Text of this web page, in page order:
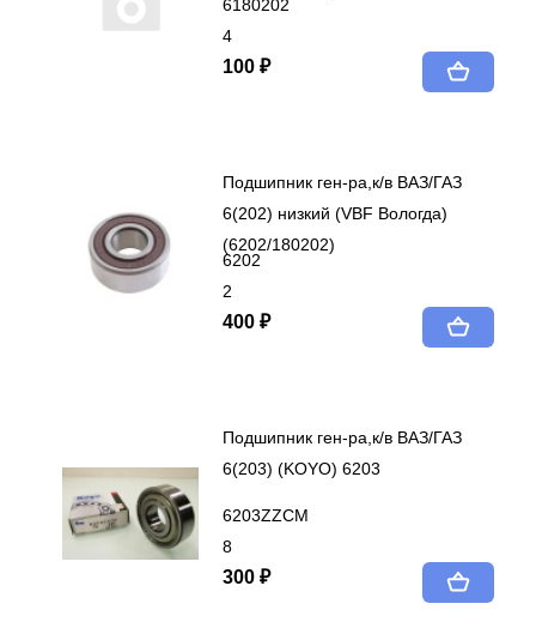
6180202
4
100 ₽
Подшипник ген-ра,к/в ВАЗ/ГАЗ
6(202) низкий (VBF Вологда)
(6202/180202)
6202
2
400 ₽
Подшипник ген-ра,к/в ВАЗ/ГАЗ
6(203) (KOYO) 6203
6203ZZCM
8
300 ₽